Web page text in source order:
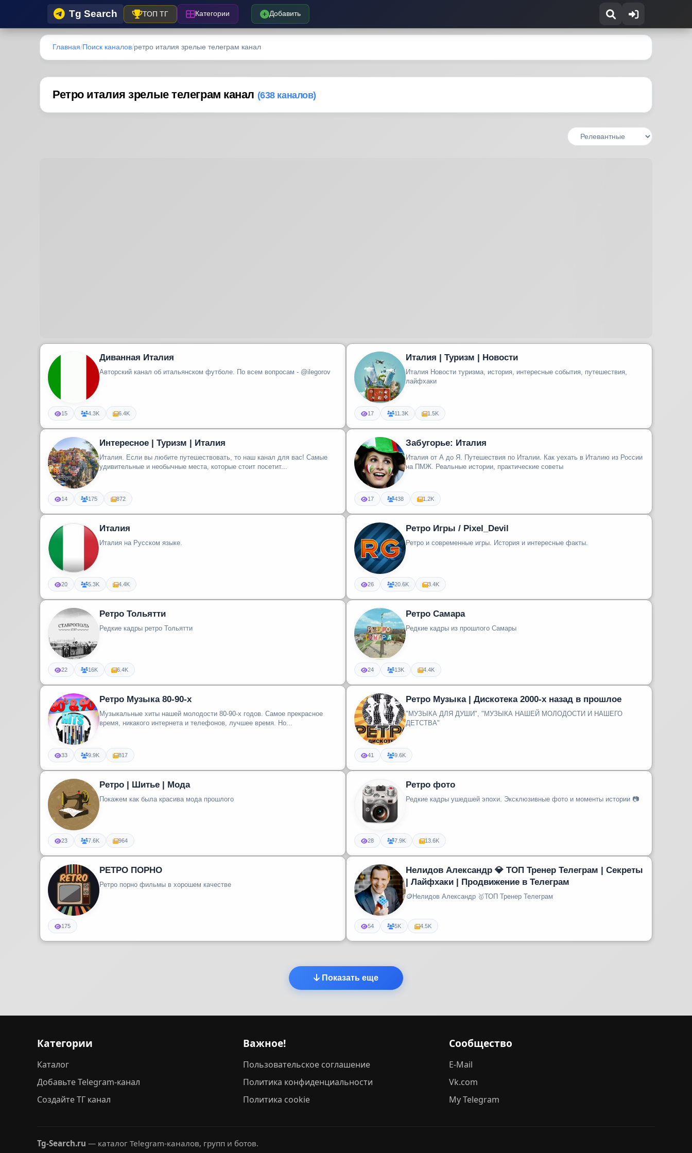
Tg Search ТОП ТГ Категории Добавить
Главная Поиск каналов ретро италия зрелые телеграм канал
Ретро италия зрелые телеграм канал (638 каналов)
Диванная Италия
Авторский канал об итальянском футболе. По всем вопросам - @ilegorov
15 4.3K 6.4K
Италия | Туризм | Новости
Италия Новости туризма, история, интересные события, путешествия,
лайфхаки
17 11.3K 1.5K
Интересное | Туризм | Италия
Италия. Если вы любите путешествовать, то наш канал для вас! Самые
удивительные и необычные места, которые стоит посетит...
14 175 872
Забугорье: Италия
Италия от А до Я. Путешествия по Италии. Как уехать в Италию из России
на ПМЖ. Реальные истории, практические советы
17 438 1.2K
Италия
Италия на Русском языке.
20 5.3K 4.4K
Ретро Игры / Pixel_Devil
Ретро и современные игры. История и интересные факты.
26 20.6K 3.4K
Ретро Тольятти
Редкие кадры ретро Тольятти
22 16K 6.4K
Ретро Самара
Редкие кадры из прошлого Самары
24 13K 4.4K
Ретро Музыка 80-90-х
Музыкальные хиты нашей молодости 80-90-х годов. Самое прекрасное
время, никакого интернета и телефонов, лучшее время. Но...
33 9.9K 817
Ретро Музыка | Дискотека 2000-х назад в прошлое
"МУЗЫКА ДЛЯ ДУШИ", "МУЗЫКА НАШЕЙ МОЛОДОСТИ И НАШЕГО
ДЕТСТВА"
41 9.6K
Ретро | Шитье | Мода
Покажем как была красива мода прошлого
23 7.6K 964
Ретро фото
Редкие кадры ушедшей эпохи. Эксклюзивные фото и моменты истории 📷
28 7.9K 13.6K
РЕТРО ПОРНО
Ретро порно фильмы в хорошем качестве
175
Нелидов Александр 💎 ТОП Тренер Телеграм | Секреты
| Лайфхаки | Продвижение в Телеграм
🪙Нелидов Александр 🥇ТОП Тренер Телеграм
54 5K 4.5K
Показать еще
Категории
Каталог
Добавьте Telegram-канал
Создайте ТГ канал
Важное!
Пользовательское соглашение
Политика конфиденциальности
Политика cookie
Сообщество
E-Mail
Vk.com
My Telegram
Tg-Search.ru — каталог Telegram-каналов, групп и ботов.